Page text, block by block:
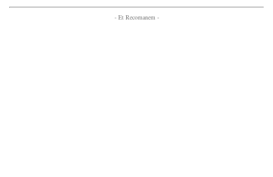
- Et Recomanem -